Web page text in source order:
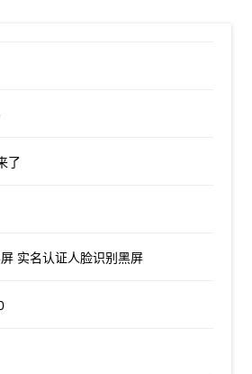
了
实名认证人脸识别黑屏